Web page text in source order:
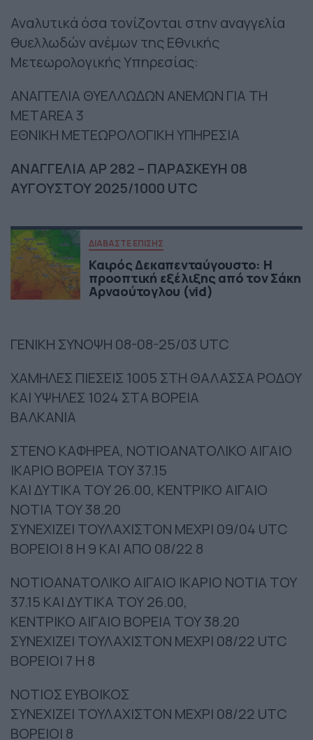
Αναλυτικά όσα τονίζονται στην αναγγελία
θυελλωδών ανέμων της Εθνικής
Μετεωρολογικής Υπηρεσίας:
ΑΝΑΓΓΕΛΙΑ ΘΥΕΛΛΩΔΩΝ ΑΝΕΜΩΝ ΓΙΑ ΤΗ
METAREA 3
ΕΘΝΙΚΗ ΜΕΤΕΩΡΟΛΟΓΙΚΗ ΥΠΗΡΕΣΙΑ
ΑΝΑΓΓΕΛΙΑ ΑΡ 282 – ΠΑΡΑΣΚΕΥΗ 08
ΑΥΓΟΥΣΤΟΥ 2025/1000 UTC
ΔΙΑΒΑΣΤΕ ΕΠΙΣΗΣ
Καιρός Δεκαπενταύγουστο: Η
προοπτική εξέλιξης από τον Σάκη
Αρναούτογλου (vid)
ΓΕΝΙΚΗ ΣΥΝΟΨΗ 08-08-25/03 UTC
ΧΑΜΗΛΕΣ ΠΙΕΣΕΙΣ 1005 ΣΤΗ ΘΑΛΑΣΣΑ ΡΟΔΟΥ
ΚΑΙ ΥΨΗΛΕΣ 1024 ΣΤΑ ΒΟΡΕΙΑ
ΒΑΛΚΑΝΙΑ
ΣΤΕΝΟ ΚΑΦΗΡΕΑ, ΝΟΤΙΟΑΝΑΤΟΛΙΚΟ ΑΙΓΑΙΟ
ΙΚΑΡΙΟ ΒΟΡΕΙΑ ΤΟΥ 37.15
ΚΑΙ ΔΥΤΙΚΑ ΤΟΥ 26.00, ΚΕΝΤΡΙΚΟ ΑΙΓΑΙΟ
ΝΟΤΙΑ ΤΟΥ 38.20
ΣΥΝΕΧΙΖΕΙ ΤΟΥΛΑΧΙΣΤΟΝ ΜΕΧΡΙ 09/04 UTC
ΒΟΡΕΙΟΙ 8 Η 9 ΚΑΙ ΑΠΟ 08/22 8
ΝΟΤΙΟΑΝΑΤΟΛΙΚΟ ΑΙΓΑΙΟ ΙΚΑΡΙΟ ΝΟΤΙΑ ΤΟΥ
37.15 ΚΑΙ ΔΥΤΙΚΑ ΤΟΥ 26.00,
ΚΕΝΤΡΙΚΟ ΑΙΓΑΙΟ ΒΟΡΕΙΑ ΤΟΥ 38.20
ΣΥΝΕΧΙΖΕΙ ΤΟΥΛΑΧΙΣΤΟΝ ΜΕΧΡΙ 08/22 UTC
ΒΟΡΕΙΟΙ 7 Η 8
ΝΟΤΙΟΣ ΕΥΒΟΙΚΟΣ
ΣΥΝΕΧΙΖΕΙ ΤΟΥΛΑΧΙΣΤΟΝ ΜΕΧΡΙ 08/22 UTC
ΒΟΡΕΙΟΙ 8